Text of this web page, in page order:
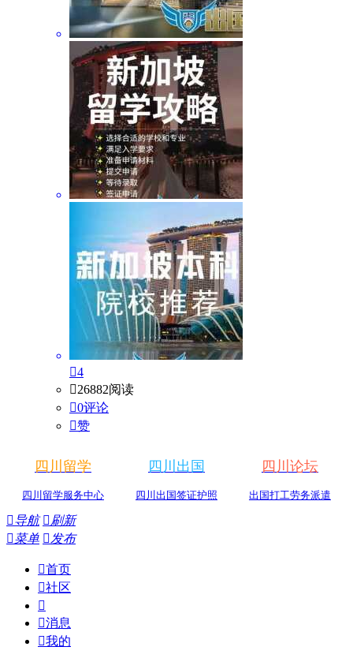
4
26882阅读
0评论
赞
四川留学
四川留学服务中心
四川出国
四川出国签证护照
四川论坛
出国打工劳务派遣
导航 刷新
菜单 发布
首页
社区

消息
我的